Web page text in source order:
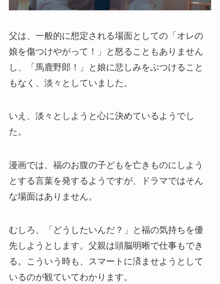
父は、一般的に想定される場面としての「オレの
娘を傷つけやがって！」と怒ることもありません
し、「馬鹿野郎！」と娘に悲しみをぶつけること
もなく、淡々としていました。
いえ、淡々としようと心に決めているようでし
た。
漫画では、福のお腹の子どもを亡きものにしよう
とする言葉を発するようですが、ドラマではそん
な場面はありません。
むしろ、「どうしたいんだ？」と福の気持ちを優
先しようとします。父親は頭脳明晰で仕事もでき
る。こういう時も、スマートに済ませようとして
いるのが観ていてわかります。